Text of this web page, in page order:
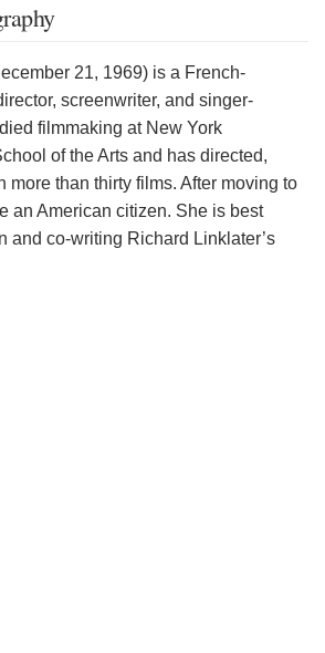
21, 1969) is a French-
screenwriter, and singer-
filmmaking at New York
of the Arts and has directed,
more than thirty films. After moving to
an American citizen. She is best
and co-writing Richard Linklater’s